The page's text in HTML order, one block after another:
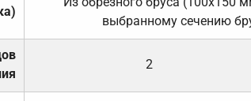
выбранному сечению
2